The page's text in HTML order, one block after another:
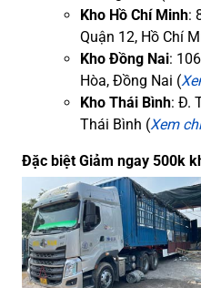
Kho Hồ Chí Minh:
Quận 12, Hồ Chí
Kho Đồng Nai:
Hòa, Đồng Nai (
Kho Thái Bình: Đ.
Thái Bình (Xem
Đặc biệt Giảm ngay 500k